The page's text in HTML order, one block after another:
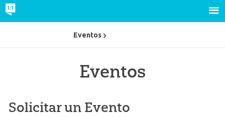
Eventos
Solicitar un Evento
Eventos